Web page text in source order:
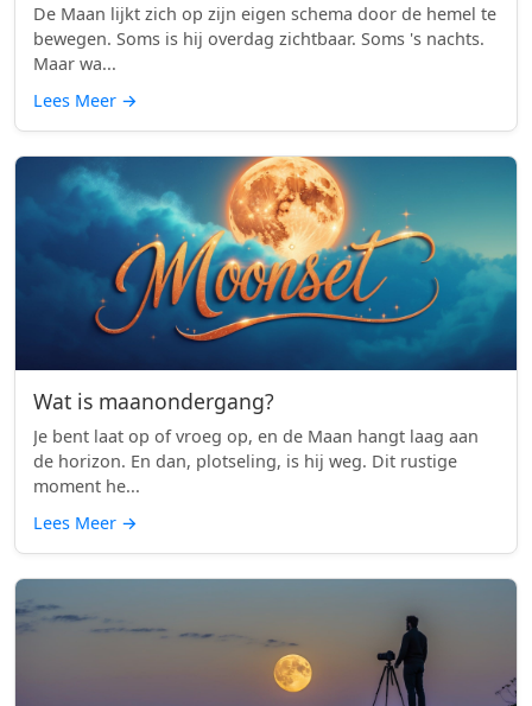
De Maan lijkt zich op zijn eigen schema door de hemel te
bewegen. Soms is hij overdag zichtbaar. Soms 's nachts.
Maar wa...
Lees Meer →
Wat is maanondergang?
Je bent laat op of vroeg op, en de Maan hangt laag aan
de horizon. En dan, plotseling, is hij weg. Dit rustige
moment he...
Lees Meer →